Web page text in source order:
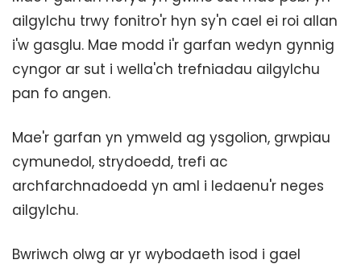
ailgylchu trwy fonitro'r hyn sy'n cael ei roi allan
i'w gasglu. Mae modd i'r garfan wedyn gynnig
cyngor ar sut i wella'ch trefniadau ailgylchu
pan fo angen.
Mae'r garfan yn ymweld ag ysgolion, grwpiau
cymunedol, strydoedd, trefi ac
archfarchnadoedd yn aml i ledaenu'r neges
ailgylchu.
Bwriwch olwg ar yr wybodaeth isod i gael